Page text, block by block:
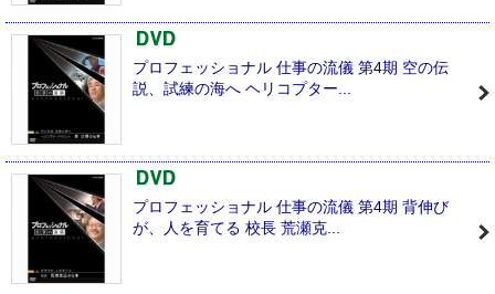
プロフェッショナル 仕事の流儀 第4期 空の伝
説、試練の海へ ヘリコプター...
プロフェッショナル 仕事の流儀 第4期 背伸び
が、人を育てる 校長 荒瀬克...